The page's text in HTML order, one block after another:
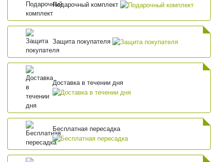
Подарочный комплект
Защита покупателя
Доставка в течении дня
Бесплатная пересадка